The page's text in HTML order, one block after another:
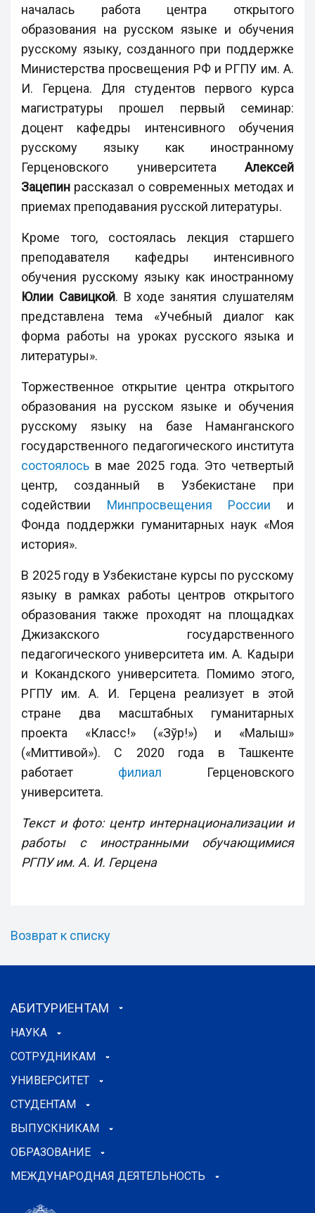
началась работа центра открытого
образования на русском языке и обучения
русскому языку, созданного при поддержке
Министерства просвещения РФ и РГПУ им. А.
И. Герцена. Для студентов первого курса
магистратуры прошел первый семинар:
доцент кафедры интенсивного обучения
русскому языку как иностранному
Герценовского университета Алексей
Зацепин рассказал о современных методах и
приемах преподавания русской литературы.
Кроме того, состоялась лекция старшего
преподавателя кафедры интенсивного
обучения русскому языку как иностранному
Юлии Савицкой. В ходе занятия слушателям
представлена тема «Учебный диалог как
форма работы на уроках русского языка и
литературы».
Торжественное открытие центра открытого
образования на русском языке и обучения
русскому языку на базе Наманганского
государственного педагогического института
состоялось в мае 2025 года. Это четвертый
центр, созданный в Узбекистане при
содействии Минпросвещения России и
Фонда поддержки гуманитарных наук «Моя
история».
В 2025 году в Узбекистане курсы по русскому
языку в рамках работы центров открытого
образования также проходят на площадках
Джизакского государственного
педагогического университета им. А. Кадыри
и Кокандского университета. Помимо этого,
РГПУ им. А. И. Герцена реализует в этой
стране два масштабных гуманитарных
проекта «Класс!» («Зўр!») и «Малыш»
(«Миттивой»). С 2020 года в Ташкенте
работает филиал Герценовского
университета.
Текст и фото: центр интернационализации и
работы с иностранными обучающимися
РГПУ им. А. И. Герцена
Возврат к списку
АБИТУРИЕНТАМ
НАУКА
СОТРУДНИКАМ
УНИВЕРСИТЕТ
СТУДЕНТАМ
ВЫПУСКНИКАМ
ОБРАЗОВАНИЕ
МЕЖДУНАРОДНАЯ ДЕЯТЕЛЬНОСТЬ